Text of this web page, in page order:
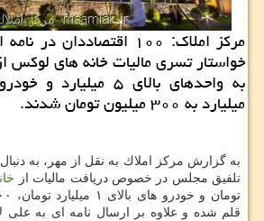
مركز املاك: ۱۰۰
میلیارد به ۳۰۰ میلیون تومان شدند.
به گزارش مركز املاك به نقل از مهر، به
تلفیق مجلس در خصوص دریافت مالیات از
قلم شده و علاوه بر ارسال نامه ای به